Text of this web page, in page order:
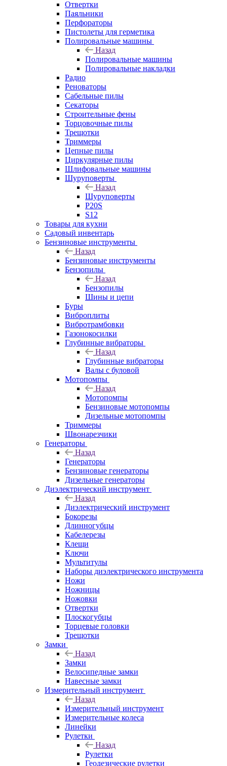
Отвертки
Паяльники
Перфораторы
Пистолеты для герметика
Полировальные машины
Назад
Полировальные машины
Полировальные накладки
Радио
Реноваторы
Сабельные пилы
Секаторы
Строительные фены
Торцовочные пилы
Трещотки
Триммеры
Цепные пилы
Циркулярные пилы
Шлифовальные машины
Шуруповерты
Назад
Шуруповерты
P20S
S12
Товары для кухни
Садовый инвентарь
Бензиновые инструменты
Назад
Бензиновые инструменты
Бензопилы
Назад
Бензопилы
Шины и цепи
Буры
Виброплиты
Вибротрамбовки
Газонокосилки
Глубинные вибраторы
Назад
Глубинные вибраторы
Валы с буловой
Мотопомпы
Назад
Мотопомпы
Бензиновые мотопомпы
Дизельные мотопомпы
Триммеры
Швонарезчики
Генераторы
Назад
Генераторы
Бензиновые генераторы
Дизельные генераторы
Диэлектрический инструмент
Назад
Диэлектрический инструмент
Бокорезы
Длинногубцы
Кабелерезы
Клещи
Ключи
Мультитулы
Наборы диэлектрического инструмента
Ножи
Ножницы
Ножовки
Отвертки
Плоскогубцы
Торцевые головки
Трещотки
Замки
Назад
Замки
Велосипедные замки
Навесные замки
Измерительный инструмент
Назад
Измерительный инструмент
Измерительные колеса
Линейки
Рулетки
Назад
Рулетки
Геодезические рулетки